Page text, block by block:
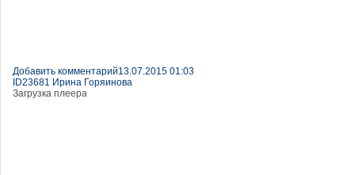
Добавить комментарий13.07.2015 01:03
ID23681 Ирина Горяинова
Загрузка плеера